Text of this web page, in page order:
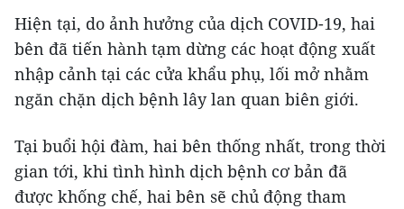
Hiện tại, do ảnh hưởng của dịch COVID-19, hai
bên đã tiến hành tạm dừng các hoạt động xuất
nhập cảnh tại các cửa khẩu phụ, lối mở nhằm
ngăn chặn dịch bệnh lây lan quan biên giới.
Tại buổi hội đàm, hai bên thống nhất, trong thời
gian tới, khi tình hình dịch bệnh cơ bản đã
được khống chế, hai bên sẽ chủ động tham